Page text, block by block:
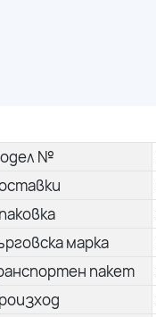
№
марка
пакет